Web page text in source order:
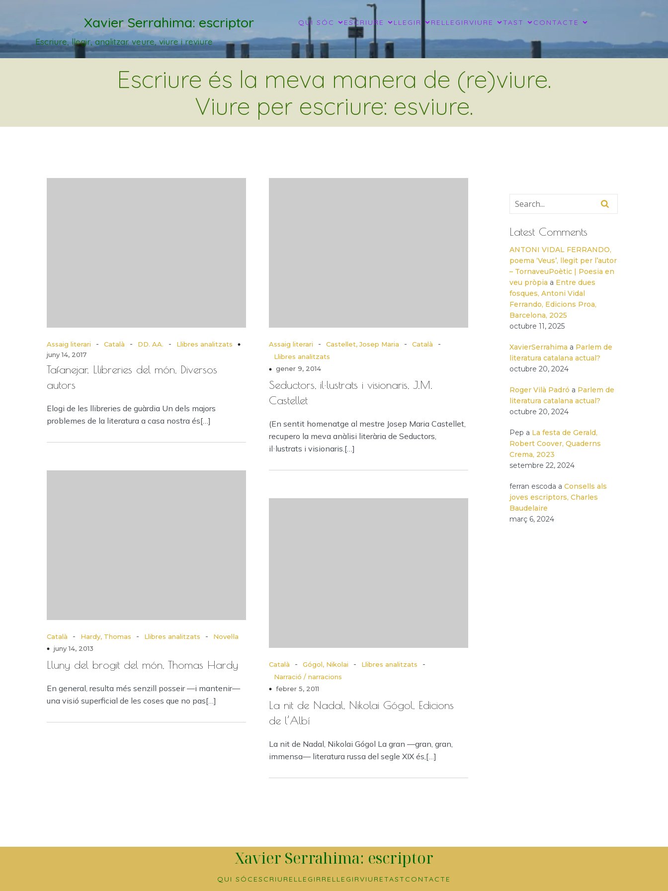
Xavier Serrahima: escriptor QUI SÓC ESCRIURE LLEGIR RELLEGIRVIURE TAST CONTACTE
Escriure, llegir, analitzar. veure, viure i reviure
Escriure és la meva manera de (re)viure.
Viure per escriure: esviure.
Assaig literari - Català - DD. AA. -
Llibres analitzats
juny 14, 2017
Tafanejar. Llibreries del món, Diversos
autors
Elogi de les llibreries de guàrdia Un dels majors
problemes de la literatura a casa nostra és[…]
Assaig literari - Castellet, Josep Maria - Català -
Llibres analitzats
gener 9, 2014
Seductors, il·lustrats i visionaris, J.M.
Castellet
(En sentit homenatge al mestre Josep Maria Castellet,
recupero la meva anàlisi literària de Seductors,
il·lustrats i visionaris.[…]
Català - Hardy, Thomas - Llibres analitzats -
Novel·la
juny 14, 2013
Lluny del brogit del món, Thomas Hardy
En general, resulta més senzill posseir —i mantenir—
una visió superficial de les coses que no pas[…]
Català - Gógol, Nikolai - Llibres analitzats -
Narració / narracions
febrer 5, 2011
La nit de Nadal, Nikolai Gógol, Edicions
de l’Albí
La nit de Nadal, Nikolai Gógol La gran —gran, gran,
immensa— literatura russa del segle XIX és,[…]
Latest Comments
ANTONI VIDAL FERRANDO,
poema ‘Veus’, llegit per l’autor
– TornaveuPoètic | Poesia en
veu pròpia a Entre dues
fosques, Antoni Vidal
Ferrando, Edicions Proa,
Barcelona, 2025
octubre 11, 2025
XavierSerrahima a Parlem de
literatura catalana actual?
octubre 20, 2024
Roger Vilà Padró a Parlem de
literatura catalana actual?
octubre 20, 2024
Pep a La festa de Gerald,
Robert Coover, Quaderns
Crema, 2023
setembre 22, 2024
ferran escoda a Consells als
joves escriptors, Charles
Baudelaire
març 6, 2024
Xavier Serrahima: escriptor
QUI SÓC ESCRIURE LLEGIR RELLEGIRVIURETAST CONTACTE